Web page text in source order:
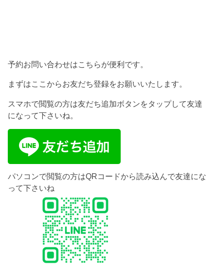
予約お問い合わせはこちらが便利です。
まずはここからお友だち登録をお願いいたします。
スマホで閲覧の方は友だち追加ボタンをタップして友達
になって下さいね。
パソコンで閲覧の方はQRコードから読み込んで友達にな
って下さいね